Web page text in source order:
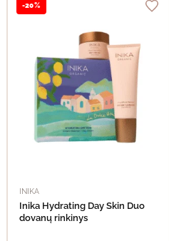
-20%
INIKA
Inika Hydrating Day Skin Duo
dovanų rinkinys